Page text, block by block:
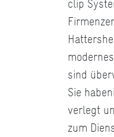
clip
sind
Sie
verlegt
zum